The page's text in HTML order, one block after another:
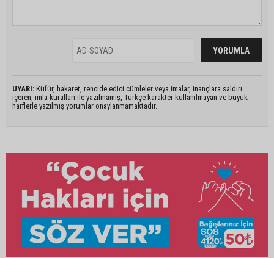
UYARI: Küfür, hakaret, rencide edici cümleler veya imalar, inançlara saldırı
içeren, imla kuralları ile yazılmamış, Türkçe karakter kullanılmayan ve büyük
harflerle yazılmış yorumlar onaylanmamaktadır.